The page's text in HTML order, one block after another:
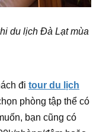
du lịch Đà Lạt mùa
đi tour du lịch
phòng tập thể có
bạn cũng có